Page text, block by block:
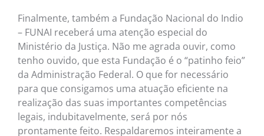
Finalmente, também a Fundação Nacional do Indio
– FUNAI receberá uma atenção especial do
Ministério da Justiça. Não me agrada ouvir, como
tenho ouvido, que esta Fundação é o “patinho feio”
da Administração Federal. O que for necessário
para que consigamos uma atuação eficiente na
realização das suas importantes competências
legais, indubitavelmente, será por nós
prontamente feito. Respaldaremos inteiramente a